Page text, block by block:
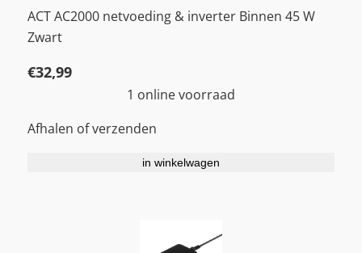
ACT AC2000 netvoeding & inverter Binnen 45 W
Zwart
€32,99
1 online voorraad
Afhalen of verzenden
in winkelwagen